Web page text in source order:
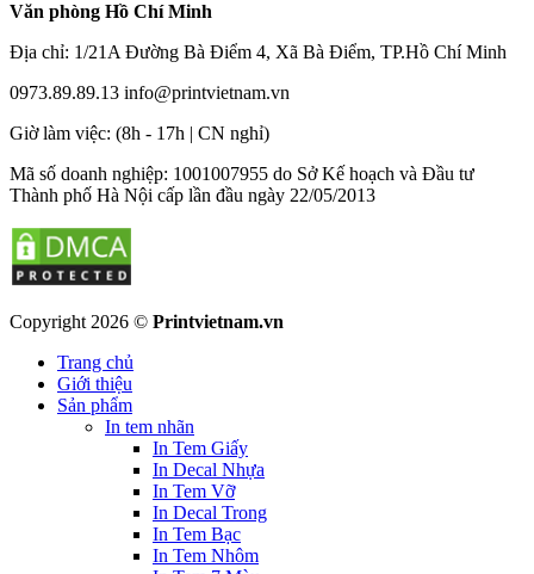
Văn phòng Hồ Chí Minh
Địa chỉ: 1/21A Đường Bà Điểm 4, Xã Bà Điểm, TP.Hồ Chí Minh
0973.89.89.13 info@printvietnam.vn
​Giờ làm việc: (8h - 17h | CN nghỉ)
Mã số doanh nghiệp: 1001007955 do Sở Kế hoạch và Đầu tư
Thành phố Hà Nội cấp lần đầu ngày 22/05/2013
Copyright 2026 © Printvietnam.vn
Trang chủ
Giới thiệu
Sản phẩm
In tem nhãn
In Tem Giấy
In Decal Nhựa
In Tem Vỡ
In Decal Trong
In Tem Bạc
In Tem Nhôm